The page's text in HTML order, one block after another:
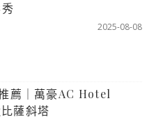
2025-08-08
薦｜萬豪AC Hotel
薩斜塔